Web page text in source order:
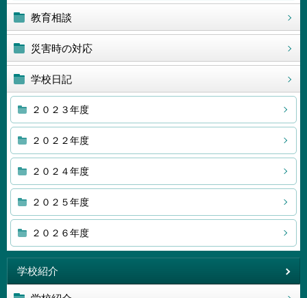
教育相談
災害時の対応
学校日記
２０２３年度
２０２２年度
２０２４年度
２０２５年度
２０２６年度
学校紹介